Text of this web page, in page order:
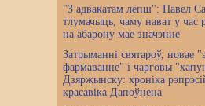
"З адвакатам лепш": Павел
тлумачыць, чаму нават у час
на абарону мае значэнне
Затрыманні святароў, новае
фармаванне" і чарговы
Дзяржынску: хроніка
красавіка Дапоўнена